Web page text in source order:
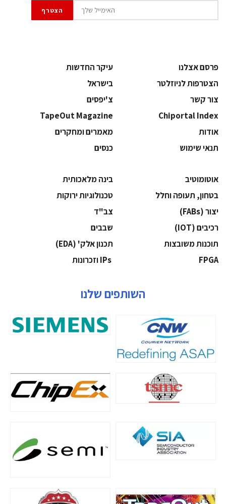
פרסם אצלנו
עיקר החדשות
הצטרפות לניוזלטר
בישראל
צור קשר
צ'יפסים
Chiportal Index
TapeOut Magazine
אודות
מאמרים ומחקרים
תנאי שימוש
כנסים
אוטומוטיב
בינה מלאכותית
בטחון, תעופה וחלל
‫טכנולוגיות ירוקות‬
‫יצור (‪(FABs‬‬
‫צב"ד‬
‫רכיבים‬ (IOT)
‫שבבים‬
‫תוכנות משובצות‬
‫תכנון אלק' (‪(EDA‬‬
‫‪FPGA‬‬
השותפים שלנו